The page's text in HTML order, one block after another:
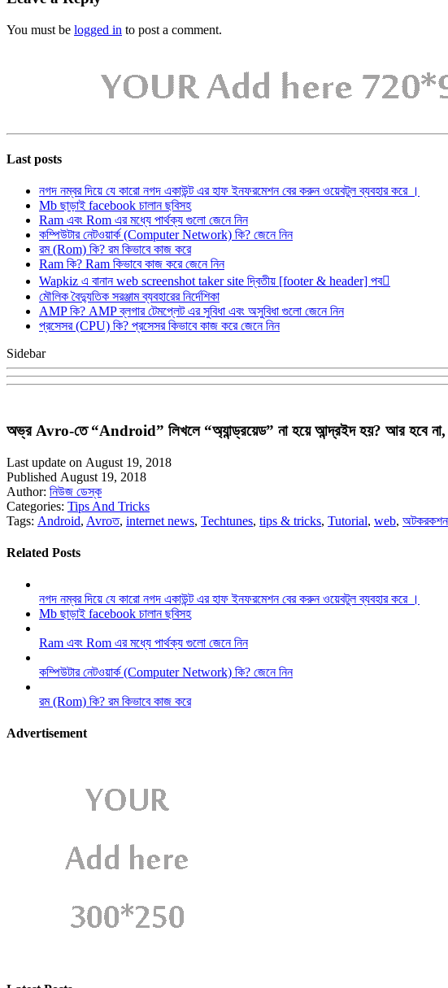
You must be logged in to post a comment.
Last posts
নগদ নম্বর দিয়ে যে কারো নগদ একাউন্ট এর হাফ ইনফরমেশন বের করুন ওয়েবটুল ব্যবহার করে ।
Mb ছাড়াই facebook চালান ছবিসহ
Ram এবং Rom এর মধ্যে পার্থক্য গুলো জেনে নিন
কম্পিউটার নেটওয়ার্ক (Computer Network) কি? জেনে নিন
রম (Rom) কি? রম কিভাবে কাজ করে
Ram কি? Ram কিভাবে কাজ করে জেনে নিন
Wapkiz এ বানান web screenshot taker site দ্বিতীয় [footer & header] পব
মৌলিক বৈদ্যুতিক সরঞ্জাম ব্যবহারের নির্দেশিকা
AMP কি? AMP ব্লগার টেমপ্লেট এর সুবিধা এবং অসুবিধা গুলো জেনে নিন
প্রসেসর (CPU) কি? প্রসেসর কিভাবে কাজ করে জেনে নিন
Sidebar
অভ্র Avro-তে “Android” লিখলে “অ্যান্ড্রয়েড” না হয়ে আন্দ্রইদ হয়? আর হবে
Last update on August 19, 2018
Published August 19, 2018
Author: নিউজ ডেস্ক
Categories: Tips And Tricks
Tags: Android, Avroত, internet news, Techtunes, tips & tricks, Tutorial, web, অটকরকশন
Related Posts
নগদ নম্বর দিয়ে যে কারো নগদ একাউন্ট এর হাফ ইনফরমেশন বের করুন ওয়েবটুল ব্যবহার করে ।
Mb ছাড়াই facebook চালান ছবিসহ
Ram এবং Rom এর মধ্যে পার্থক্য গুলো জেনে নিন
কম্পিউটার নেটওয়ার্ক (Computer Network) কি? জেনে নিন
রম (Rom) কি? রম কিভাবে কাজ করে
Advertisement